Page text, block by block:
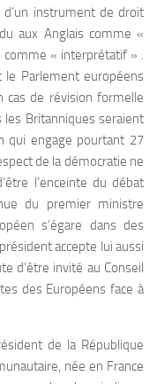
d’un instrument de droit
aux Anglais comme «
comme « interprétatif » .
le Parlement européens
cas de révision formelle
Britanniques seraient
qui engage pourtant 27
de la démocratie ne
l’enceinte du débat
du premier ministre
s’égare dans des
accepte lui aussi
d’être invité au Conseil
des Européens face à
de la République
née en France